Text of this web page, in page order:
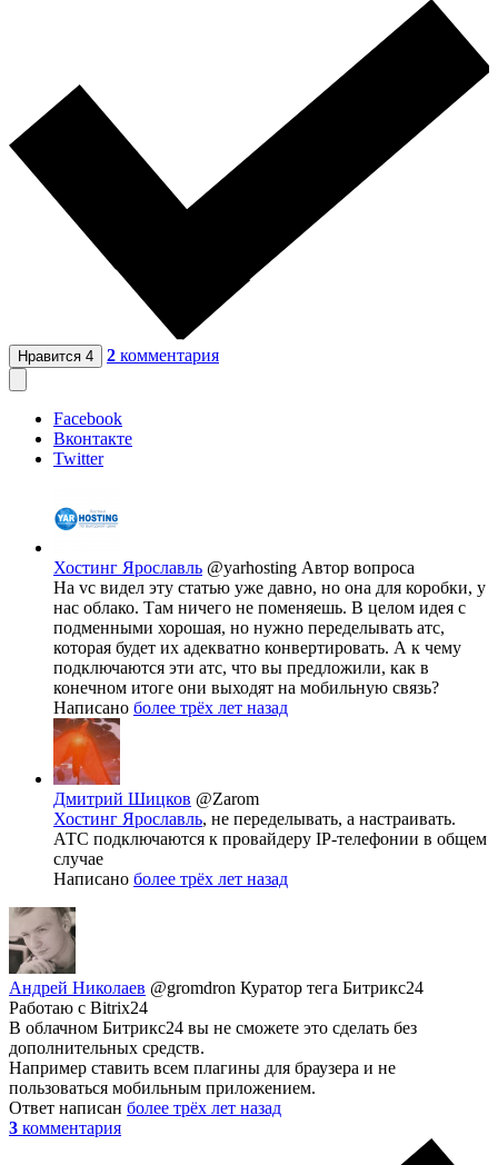
Нравится 4 2 комментария
Facebook
Вконтакте
Twitter
Хостинг Ярославль @yarhosting Автор вопроса
На vc видел эту статью уже давно, но она для коробки, у
нас облако. Там ничего не поменяешь. В целом идея с
подменными хорошая, но нужно переделывать атс,
которая будет их адекватно конвертировать. А к чему
подключаются эти атс, что вы предложили, как в
конечном итоге они выходят на мобильную связь?
Написано более трёх лет назад
Дмитрий Шицков @Zarom
Хостинг Ярославль, не переделывать, а настраивать.
АТС подключаются к провайдеру IP-телефонии в общем
случае
Написано более трёх лет назад
Андрей Николаев @gromdron Куратор тега Битрикс24
Работаю с Bitrix24
В облачном Битрикс24 вы не сможете это сделать без
дополнительных средств.
Например ставить всем плагины для браузера и не
пользоваться мобильным приложением.
Ответ написан более трёх лет назад
3 комментария